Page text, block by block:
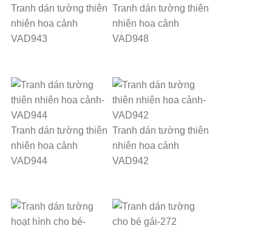
Tranh dán tường thiên
nhiên hoa cảnh
VAD943
Tranh dán tường thiên
nhiên hoa cảnh
VAD948
Tranh dán tường thiên
nhiên hoa cảnh
VAD944
Tranh dán tường thiên
nhiên hoa cảnh
VAD942